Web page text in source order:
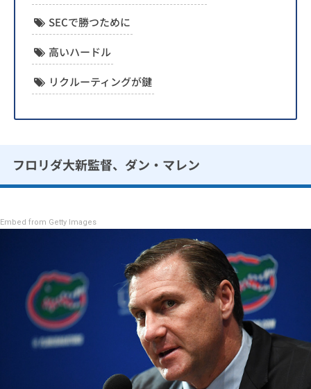
SECで勝つために
高いハードル
リクルーティングが鍵
フロリダ大新監督、ダン・マレン
Embed from Getty Images